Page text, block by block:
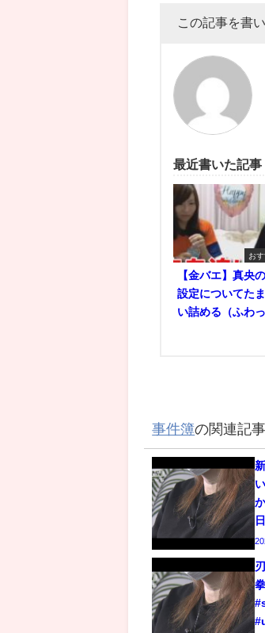
この記事を書
最近書いた記事
おす
【金バエ】真央
設定についてた
い詰める（ふわっ
事件簿の関連記事